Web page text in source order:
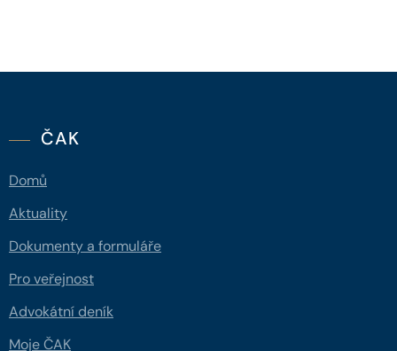
ČAK
Domů
Aktuality
Dokumenty a formuláře
Pro veřejnost
Advokátní deník
Moje ČAK